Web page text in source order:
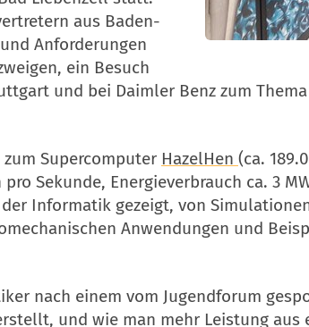
aus Baden-
Anforderungen
ein Besuch
und bei Daimler Benz zum
Supercomputer HazelHen (ca.
Sekunde, Energieverbrauch ca. 3
Informatik gezeigt, von
Anwendungen und
nach einem vom Jugendforum
und wie man mehr Leistung aus